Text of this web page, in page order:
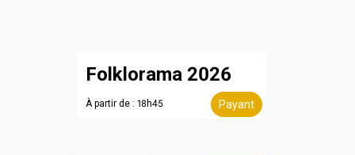
Folklorama 2026
À partir de : 18h45 Payant